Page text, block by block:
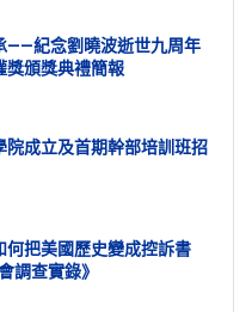
——紀念劉曉波逝世九周年
獎頒獎典禮簡報
院成立及首期幹部培訓班招
何把美國歷史變成控訴書
調查實錄》